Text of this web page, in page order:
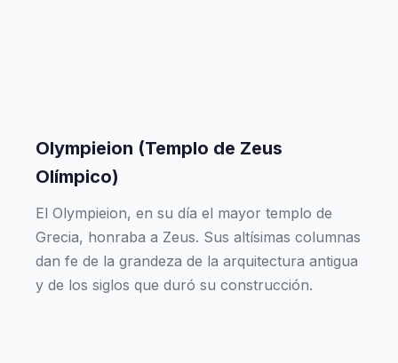
Olympieion (Templo de Zeus
Olímpico)
El Olympieion, en su día el mayor templo de
Grecia, honraba a Zeus. Sus altísimas columnas
dan fe de la grandeza de la arquitectura antigua
y de los siglos que duró su construcción.